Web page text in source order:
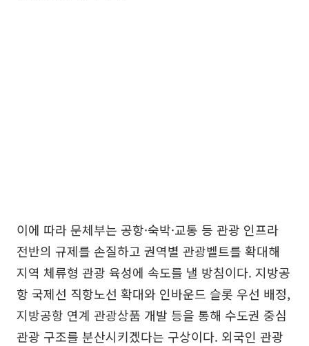
이에 따라 문체부는 공항·숙박·교통 등 관광 인프라
전반의 규제를 손질하고 권역별 관광벨트를 확대해
지역 체류형 관광 육성에 속도를 낼 방침이다. 지방공
항 국제선 직항노선 확대와 인바운드 슬롯 우선 배정,
지방공항 연계 관광상품 개발 등을 통해 수도권 중심
관광 구조를 분산시키겠다는 구상이다. 외국인 관광